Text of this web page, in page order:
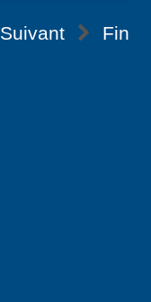
Suivant Fin